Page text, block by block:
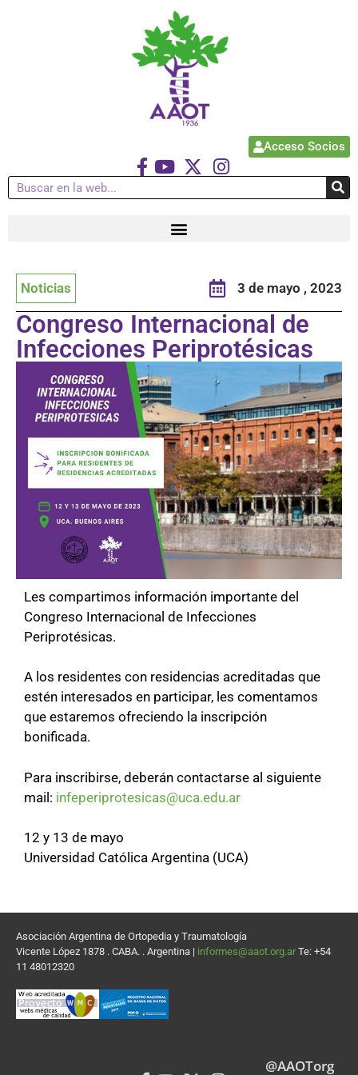
Acceso Socios
Noticias 3 de mayo , 2023
Congreso Internacional de
Infecciones Periprotésicas
Les compartimos información importante del
Congreso Internacional de Infecciones
Periprotésicas.
A los residentes con residencias acreditadas que
estén interesados en participar, les comentamos
que estaremos ofreciendo la inscripción
bonificada.
Para inscribirse, deberán contactarse al siguiente
mail: infeperiprotesicas@uca.edu.ar
12 y 13 de mayo
Universidad Católica Argentina (UCA)
Asociación Argentina de Ortopedia y Traumatología
Vicente López 1878 . CABA. . Argentina | informes@aaot.org.ar Te: +54
11 48012320
@AAOTorg